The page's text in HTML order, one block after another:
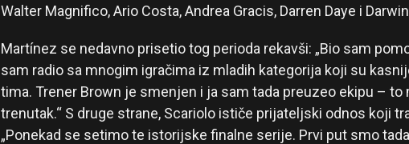
Walter Magnifico, Ario Costa, Andrea Gracis, Darren Daye i
Martínez se nedavno prisetio tog perioda rekavši: „Bio sam
sam radio sa mnogim igračima iz mladih kategorija koji su
tima. Trener Brown je smenjen i ja sam tada preuzeo ekipu – to
trenutak.“ S druge strane, Scariolo ističe prijateljski odnos koji
„Ponekad se setimo te istorijske finalne serije. Prvi put smo